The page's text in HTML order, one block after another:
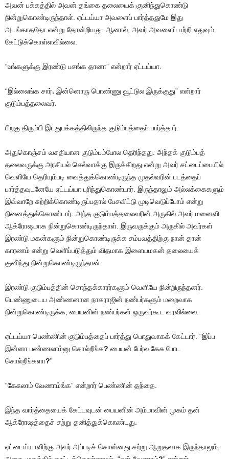
அவன் பக்கத்தில் அவன் தங்கை தலையைக் குனிந்துகொண்டு
நின்றுகொண்டிருந்தாள். ஏட்டய்யா அவளைப் பார்த்ததுமே இது
அடங்காததோ என்று தோன்றியது. ஆனால், அவர் அவளைப் பற்றி எதுவும்
கேட்டுக்கொள்ளவில்லை.
“உங்களுக்கு இரண்டு பசங்க தானா” என்றார் ஏட்டய்யா.
“இல்லைங்க சார். இன்னொரு பொண்ணு வூட்டுல இருக்குது” என்றார்
குடும்பத்தலைவர்.
பிறகு திரும்பி இடதுபக்கத்திலிருந்த குடும்பத்தைப் பார்த்தார்.
அதுகொஞ்சம் வசதியான குடும்பம்போல தெரிந்தது. அந்தக் குடும்பத்
தலைவருக்கு அரசியல் செல்வாக்கு இருக்கிறது என்று அவர் சட்டைப்பையில்
வெளியே தெரியும்படி வைத்துக்கொண்டிருந்த முதல்வரின் படத்தைப்
பார்த்தவுடனேயே ஏட்டய்யா புரிந்துகொண்டார். இருந்தாலும் அல்லக்கைகளும்
இவ்வாறே சுற்றிக்கொண்டிருப்பதால் பேசவிட்டு முடிவெடுப்போம் என்று
நினைத்துக்கொண்டார். அந்த குடும்பத்தலைவரின் அருகில் அவர் மனைவி
ஆக்ரோஷமாக நின்றுகொண்டிருந்தாள். இருவருக்கும் அருகில் அவர்கள்
இரண்டு மகன்களும் நின்றுகொண்டிருக்க சம்பவத்திற்கு நான் தான்
காரணம் என்று வெளிப்படுத்தும் விதமாக இளையமகன் தலையைக்
குனிந்து நின்றுகொண்டிருந்தான்.
இரண்டு குடும்பத்தின் சொந்தக்காரர்களும் வெளியே நின்றிருந்தனர்.
பெண்ணுடைய அண்ணனான நாகராஜின் நண்பர்களும் மறைவாக
நின்றுகொண்டிருக்க, பையனின் நண்பர்கள் ஒருவர்கூட வரவில்லை.
ஏட்டய்யா பெண்ணின் குடும்பத்தைப் பார்த்து பொதுவாகக் கேட்டார். “இப்ப
இன்னா பண்ணலாம்னு சொல்றீங்க? பையன் பேர்ல கேசு போட
சொல்றீங்களா?”
“கேசுலாம் வேணாம்ங்க” என்றார் பெண்ணின் தந்தை.
இந்த வார்த்தையைக் கேட்டவுடன் பையனின் அம்மாவின் முகம் தன்
ஆக்ரோஷத்தைச் சற்று தனித்துக்கொண்டது.
ஏட்டைய்யாவிற்கு அவர் அப்படிச் சொன்னது சற்று ஆறுதலாக இருந்தாலும்,